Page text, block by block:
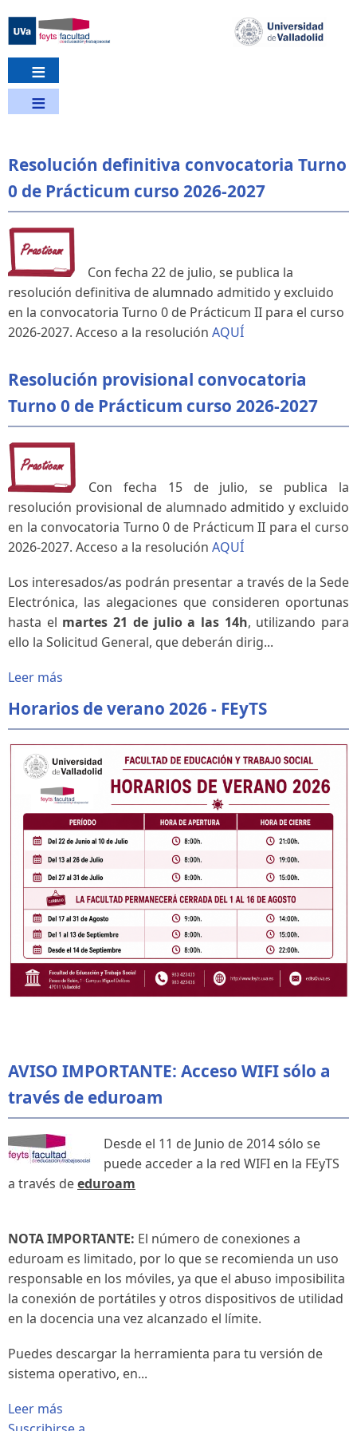
contenido
principal
Resolución definitiva convocatoria Turno
0 de Prácticum curso 2026-2027
Con fecha 22 de julio, se publica la
resolución definitiva de alumnado admitido y excluido
en la convocatoria Turno 0 de Prácticum II para el curso
2026-2027. Acceso a la resolución AQUÍ
Resolución provisional convocatoria
Turno 0 de Prácticum curso 2026-2027
Con fecha 15 de julio, se publica la
resolución provisional de alumnado admitido y excluido
en la convocatoria Turno 0 de Prácticum II para el curso
2026-2027. Acceso a la resolución AQUÍ
Los interesados/as podrán presentar a través de la Sede
Electrónica, las alegaciones que consideren oportunas
hasta el martes 21 de julio a las 14h, utilizando para
ello la Solicitud General, que deberán dirig...
Leer más
Horarios de verano 2026 - FEyTS
AVISO IMPORTANTE: Acceso WIFI sólo a
través de eduroam
Desde el 11 de Junio de 2014 sólo se
puede acceder a la red WIFI en la FEyTS
a través deeduroam
NOTA IMPORTANTE: El número de conexiones a
eduroam es limitado, por lo que se recomienda un uso
responsable en los móviles, ya que el abuso imposibilita
la conexión de portátiles y otros dispositivos de utilidad
en la docencia una vez alcanzado el límite.
Puedes descargar la herramienta para tu versión de
sistema operativo, en...
Leer más